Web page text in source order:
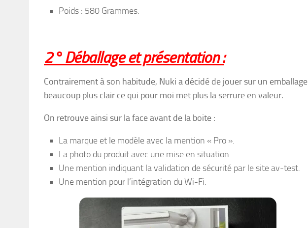
Poids : 580 Grammes.
2° Déballage et présentation :
Contrairement à son habitude, Nuki a décidé de jouer sur un emballage
beaucoup plus clair ce qui pour moi met plus la serrure en valeur.
On retrouve ainsi sur la face avant de la boite :
La marque et le modèle avec la mention « Pro ».
La photo du produit avec une mise en situation.
Une mention indiquant la validation de sécurité par le site av-test.
Une mention pour l’intégration du Wi-Fi.